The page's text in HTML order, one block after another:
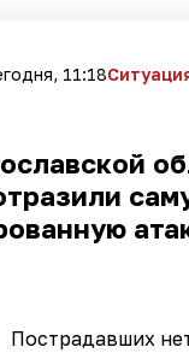
11:18
Пострадавших